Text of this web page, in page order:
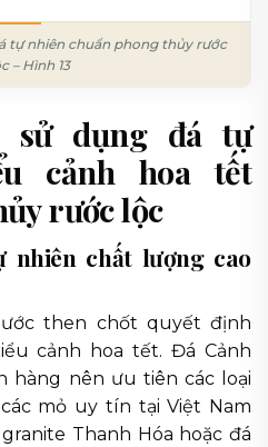
tự nhiên chuẩn phong thủy rước
– Hình 13
sử dụng đá tự
cảnh hoa tết
rước lộc
nhiên chất lượng cao
then chốt quyết định
cảnh hoa tết. Đá Cảnh
hàng nên ưu tiên các loại
mỏ uy tín tại Việt Nam
Thanh Hóa hoặc đá